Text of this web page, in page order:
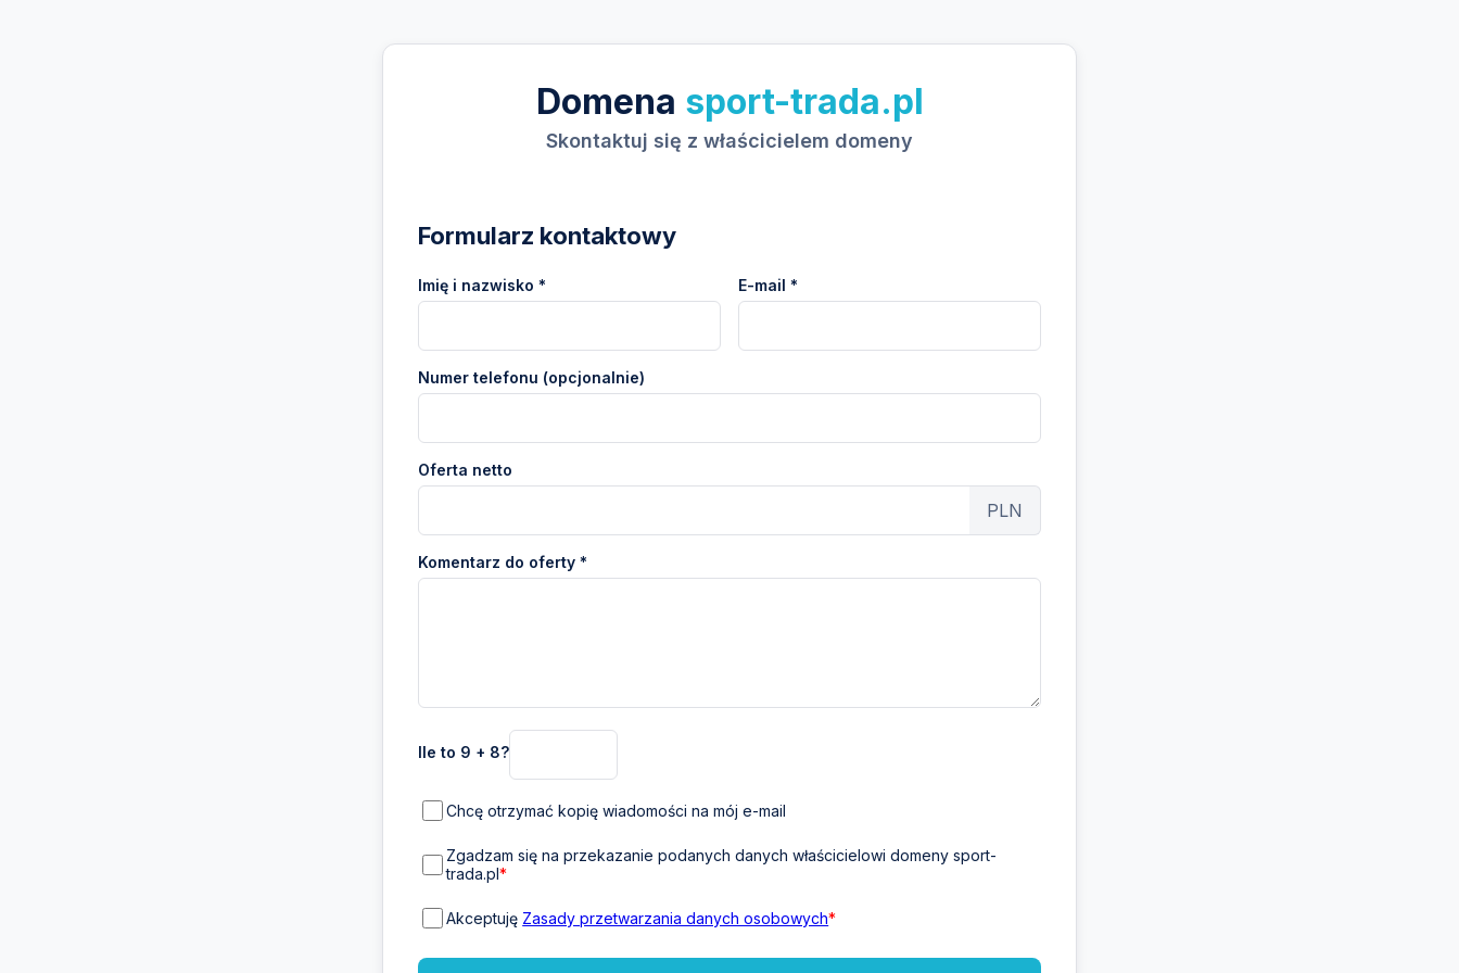
Domena sport-trada.pl
Skontaktuj się z właścicielem domeny
Formularz kontaktowy
Imię i nazwisko * E-mail *
Numer telefonu (opcjonalnie)
Oferta netto
PLN
Komentarz do oferty *
Ile to 9 + 8?
Chcę otrzymać kopię wiadomości na mój e-mail
Zgadzam się na przekazanie podanych danych właścicielowi domeny sport-
trada.pl*
Akceptuję Zasady przetwarzania danych osobowych*